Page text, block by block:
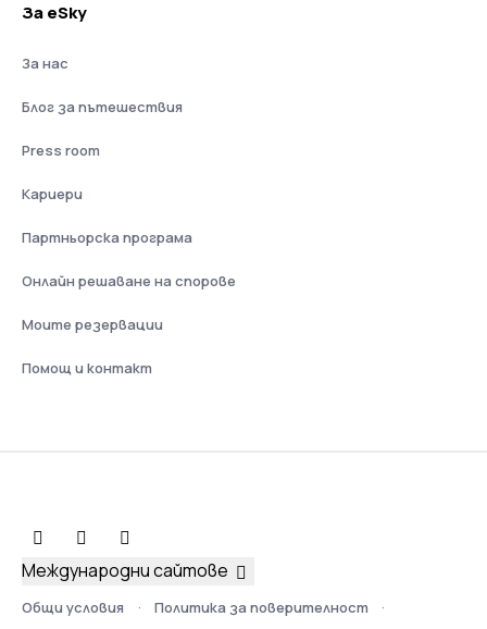
За eSky
За нас
Блог за пътешествия
Press room
Кариери
Партньорска програма
Онлайн решаване на спорове
Моите резервации
Помощ и контакт
Общи условия Политика за поверителност
Международни сайтове